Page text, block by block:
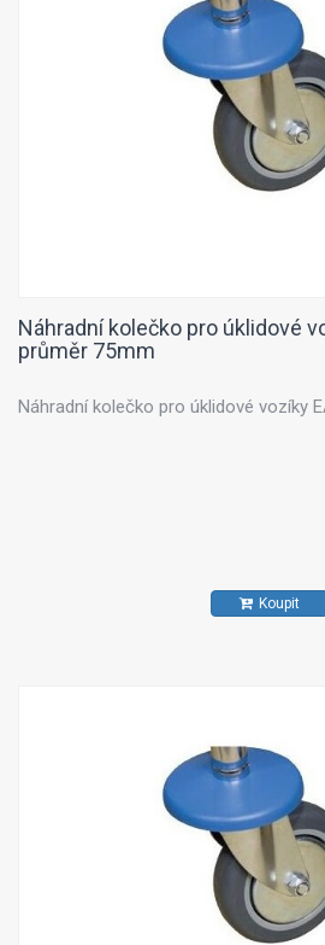
Náhradní kolečko pro úklidové
průměr 75mm
Náhradní kolečko pro úklidové vozíky
Koupit